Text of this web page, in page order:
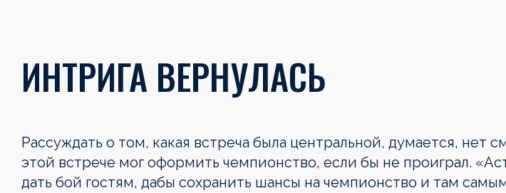
ИНТРИГА ВЕРНУЛАСЬ
Рассуждать о том, какая встреча была центральной, думается, нет
этой встрече мог оформить чемпионство, если бы не проиграл.
дать бой гостям, дабы сохранить шансы на чемпионство и там